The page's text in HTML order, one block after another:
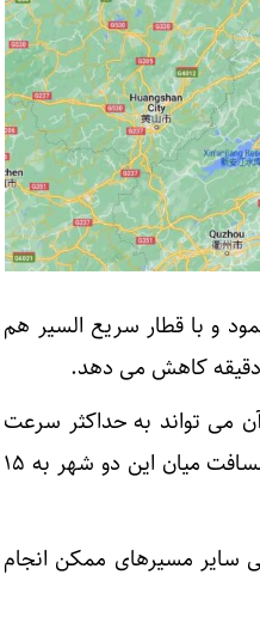
پیمود و با قطار سریع السیر هم
کاهش می دهد.
می تواند به حداکثر سرعت
۱۰۰۰ کیلومتر بر ساعت دست پیدا کند که باعث کاهش زمان طی کردن مسافت میان این دو شهر به ۱۵
سایر مسیرهای ممکن انجام